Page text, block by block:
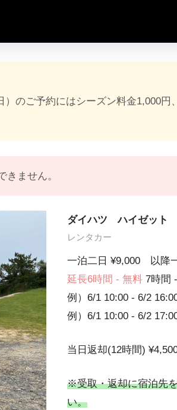
のご予約にはシーズン料金1,000
ません。
ダイハツ ハイゼット
レンタカー
一泊二日 ¥9,000 以降
延長6時間 - 無料 7時間
例）6/1 10:00 - 6/2
例）6/1 10:00 - 6/2
当日返却(12時間)
※受取・返却に宿泊先
い。